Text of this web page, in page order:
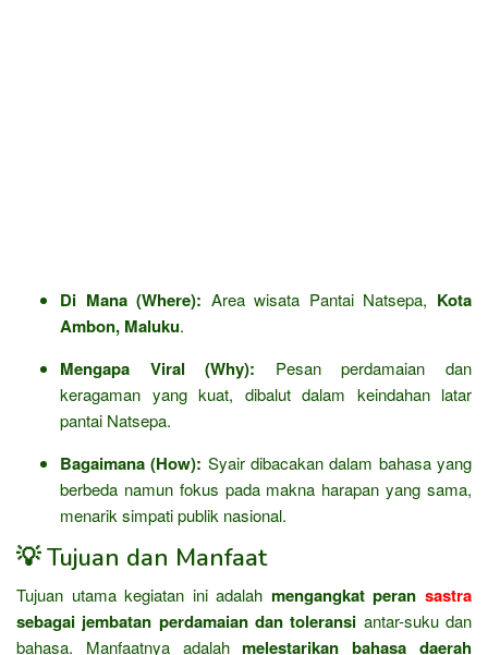
Di Mana (Where): Area wisata Pantai Natsepa, Kota
Ambon, Maluku.
Mengapa Viral (Why): Pesan perdamaian dan
keragaman yang kuat, dibalut dalam keindahan latar
pantai Natsepa.
Bagaimana (How): Syair dibacakan dalam bahasa yang
berbeda namun fokus pada makna harapan yang sama,
menarik simpati publik nasional.
💡 Tujuan dan Manfaat
Tujuan utama kegiatan ini adalah mengangkat peransastra
sebagai jembatan perdamaian dan toleransi antar-suku dan
bahasa. Manfaatnya adalahmelestarikan bahasa daerah